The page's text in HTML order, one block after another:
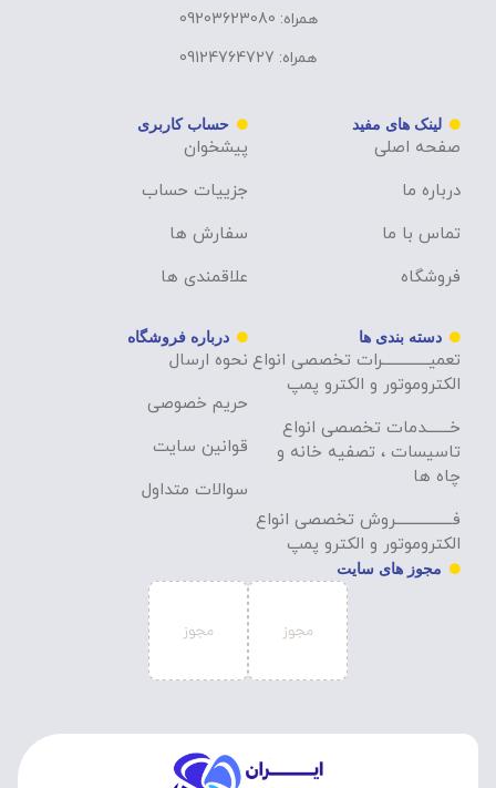
همراه: 09203623080
همراه: 09124764727
لینک های مفید
صفحه اصلی
درباره ما
تماس با ما
فروشگاه
حساب کاربری
پیشخوان
جزییات حساب
سفارش ها
علاقمندی ها
دسته بندی ها
تعمیــــــــــــــرات تخصصی انواع
الکتروموتور و الکترو پمپ
خـــــــدمات تخصصی انواع
تاسیسات ، تصفیه خانه و
چاه ها
فـــــــــــــــــروش تخصصی انواع
الکتروموتور و الکترو پمپ
درباره فروشگاه
نحوه ارسال
حریم خصوصی
قوانین سایت
سوالات متداول
مجوز های سایت